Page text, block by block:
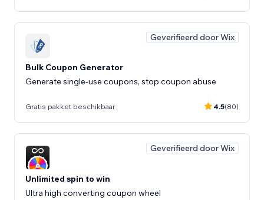
Geverifieerd door Wix
Bulk Coupon Generator
Generate single-use coupons, stop coupon abuse
Gratis pakket beschikbaar 4.5(80)
Geverifieerd door Wix
Unlimited spin to win
Ultra high converting coupon wheel